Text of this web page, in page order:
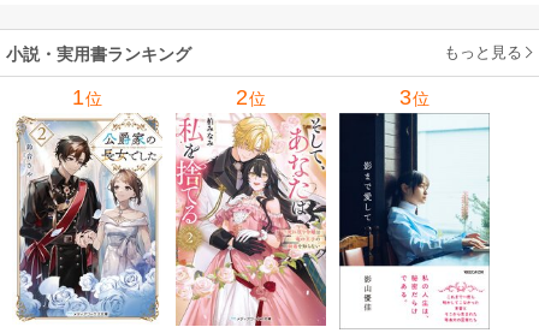
小説・実用書ランキング もっと見る
1位 2位 3位